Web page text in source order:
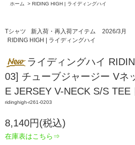
ホーム
> RIDING HIGH | ライディングハイ
Tシャツ 新入荷・再入荷アイテム
2026/3月
RIDING HIGH | ライディングハイ
ライディングハイ
03] チューブジャージー Vネ
E JERSEY V-NECK S/S TEE
ridinghigh-r261-0203
8,140円(税込)
在庫表はこちら⇒